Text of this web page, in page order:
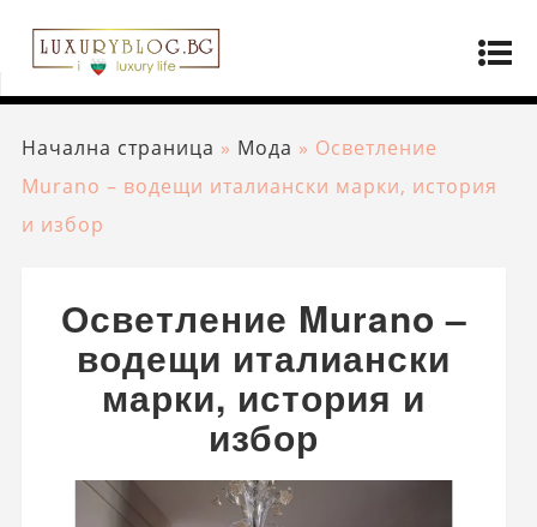
Начална страница » Мода » Осветление
Murano – водещи италиански марки, история
и избор
Осветление Murano –
водещи италиански
марки, история и
избор